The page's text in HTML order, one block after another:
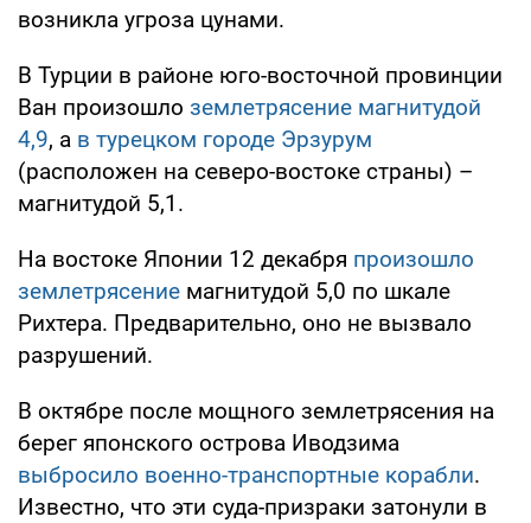
возникла угроза цунами.
В Турции в районе юго-восточной провинции
Ван произошло землетрясение магнитудой
4,9, а в турецком городе Эрзурум
(расположен на северо-востоке страны) –
магнитудой 5,1.
На востоке Японии 12 декабря произошло
землетрясение магнитудой 5,0 по шкале
Рихтера. Предварительно, оно не вызвало
разрушений.
В октябре после мощного землетрясения на
берег японского острова Иводзима
выбросило военно-транспортные корабли.
Известно, что эти суда-призраки затонули в